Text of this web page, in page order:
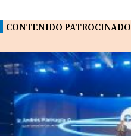
CONTENIDO PATROCINADO